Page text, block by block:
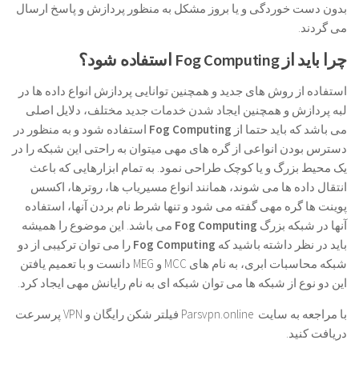
بدون دست خوردگی و یا بروز مشکل به منظور پردازش و پاسخ ارسال
می گردند.
چرا باید ازFog Computing استفاده شود؟
استفاده از روش های جدید و همچنین توانایی پردازش انواع داده ها در
لبه پردازش و همچنین ایجاد شدن خدمات جدید مختلف، دلایل اصلی
می باشد که باید حتما از Fog Computing استفاده شود و به منظور در
دسترس بودن انواعی از گره های مهی میتوان به راحتی این شبکه را در
یک محیط بزرگ و یا کوچک طراحی نمود. به تمام ابزارهایی که باعث
انتقال داده ها می شوند، همانند انواع مسیریاب ها، روترها، اکسس
پوینت ها گره مهی گفته می شود و تنها شرط نام بردن آنها، استفاده
آنها در شبکه بزرگ Fog Computing می باشد. این موضوع را همیشه
باید در نظر داشته باشید که Fog Computing را می توان ترکیبی از دو
شبکه محاسبات ابری، به نام های MCC و MEG دانست و با تعمیم یافتن
این دو نوع از شبکه ها می توان شبکه ای به نام رایانش مهی ایجاد کرد.
با مراجعه به سایت Parsvpn.online فیلتر شکن رایگان و VPN پرسرعت
دریافت کنید.